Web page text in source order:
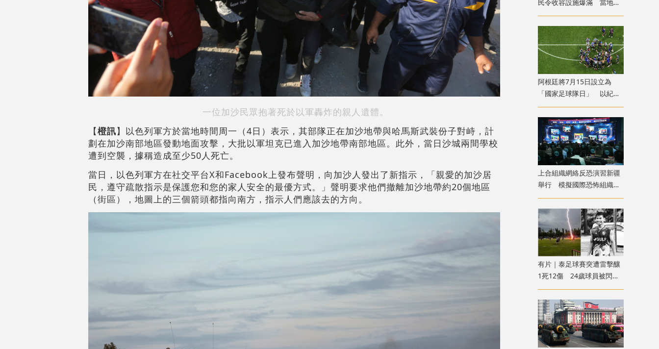
一位加沙民眾抱著死於以軍轟炸的親人遺體。
【橙訊】以色列軍方於當地時間周一（4日）表示，其部隊正在加沙地帶與哈馬斯武裝份子對峙，計
劃在加沙南部地區發動地面攻擊，大批以軍坦克已進入加沙地帶南部地區。此外，當日沙城兩間學校
遭到空襲，據稱造成至少50人死亡。
當日，以色列軍方在社交平台X和Facebook上發布聲明，向加沙人發出了新指示，「親愛的加沙居
民，遵守疏散指示是保護您和您的家人安全的最優方式。」聲明要求他們撤離加沙地帶約20個地區
（街區），地圖上的三個箭頭都指向南方，指示人們應該去的方向。
民令收容設施爆滿 當地冀
移送西班牙本土
​阿根廷將7月15日設立為
「國家足球隊日」 以紀念
世盃挫英格蘭
上合組織網絡反恐演習新疆
舉行 模擬國際恐怖組織策
劃實施恐襲等情形
有片｜泰足球賽突遭雷擊釀
1死12傷 24歲球員被閃電
劈中亡